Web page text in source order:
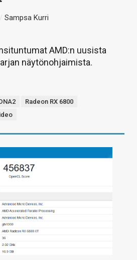
/Sampsa Kurri
AMD:n uusista
näytönohjaimista.
Radeon RX 6800